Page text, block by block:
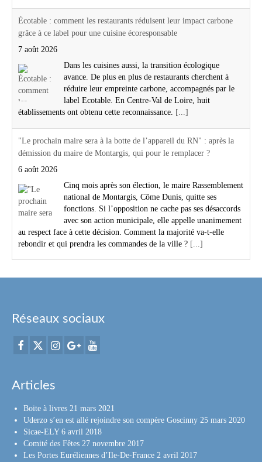
Écotable : comment les restaurants réduisent leur impact carbone
grâce à ce label pour une cuisine écoresponsable
7 août 2026
Dans les cuisines aussi, la transition écologique
avance. De plus en plus de restaurants cherchent à
réduire leur empreinte carbone, accompagnés par le
label Ecotable. En Centre-Val de Loire, huit
établissements ont obtenu cette reconnaissance. [...]
"Le prochain maire sera à la botte de l’appareil du RN" : après la
démission du maire de Montargis, qui pour le remplacer ?
6 août 2026
Cinq mois après son élection, le maire Rassemblement
national de Montargis, Côme Dunis, quitte ses
fonctions. Si l’opposition ne cache pas ses désaccords
avec son action municipale, elle appelle unanimement
au respect face à cette décision. Comment la majorité va-t-elle
rebondir et qui prendra les commandes de la ville ? [...]
Réseaux sociaux
Articles
Boite à livres 21 mars 2021
Uderzo s’en est allé rejoindre son compère Goscinny 25 mars 2020
Sicae-ELY 6 avril 2018
Comité des Fêtes 27 novembre 2017
Les Portes Euréliennes d’Ile-De-France 2 avril 2017